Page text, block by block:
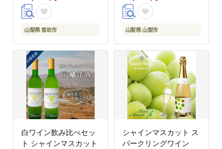
ワイン 甘口 シャインマ
スカットワインシャイ
ンマスカット 白ワイン
トワインシャインマス
カット 白ワイン 甘口
シャインマスカットワ
インシャインマスカッ
ト 白ワイン 甘口 シャ
インマスカットワイン|
山梨県 笛吹市 山梨県 山梨市
白ワイン飲み比べセッ
ト シャインマスカット
シャインマスカット ス
パークリングワイン